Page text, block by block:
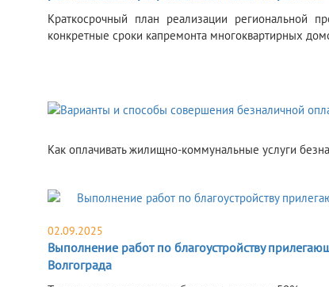
Краткосрочный план реализации региональной
конкретные сроки капремонта многоквартирных
​Как оплачивать жилищно-коммунальные услуги
02.09.2025
Выполнение работ по благоустройству
Волгограда